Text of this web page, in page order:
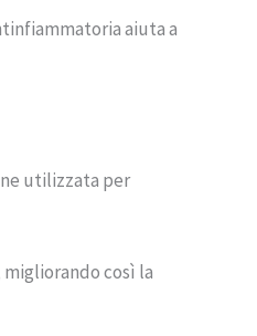
aiuta a
utilizzata per
così la